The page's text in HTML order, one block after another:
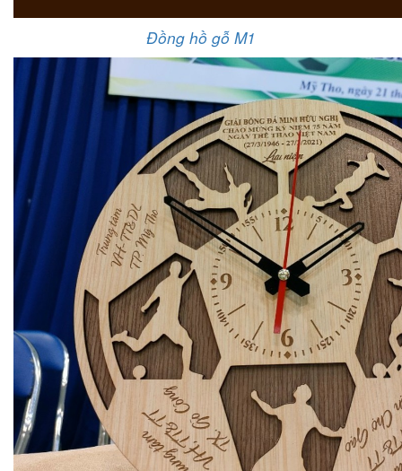
Đồng hồ gỗ M1